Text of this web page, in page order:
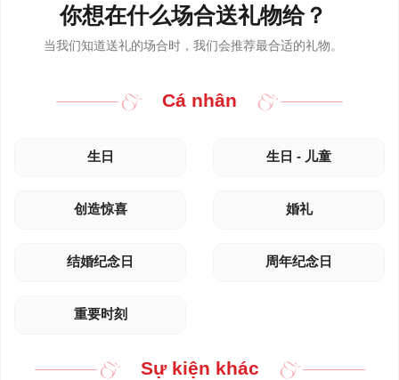
你想在什么场合送礼物给？
当我们知道送礼的场合时，我们会推荐最合适的礼物。
Cá nhân
生日 生日 - 儿童
创造惊喜 婚礼
结婚纪念日 周年纪念日
重要时刻
Sự kiện khác